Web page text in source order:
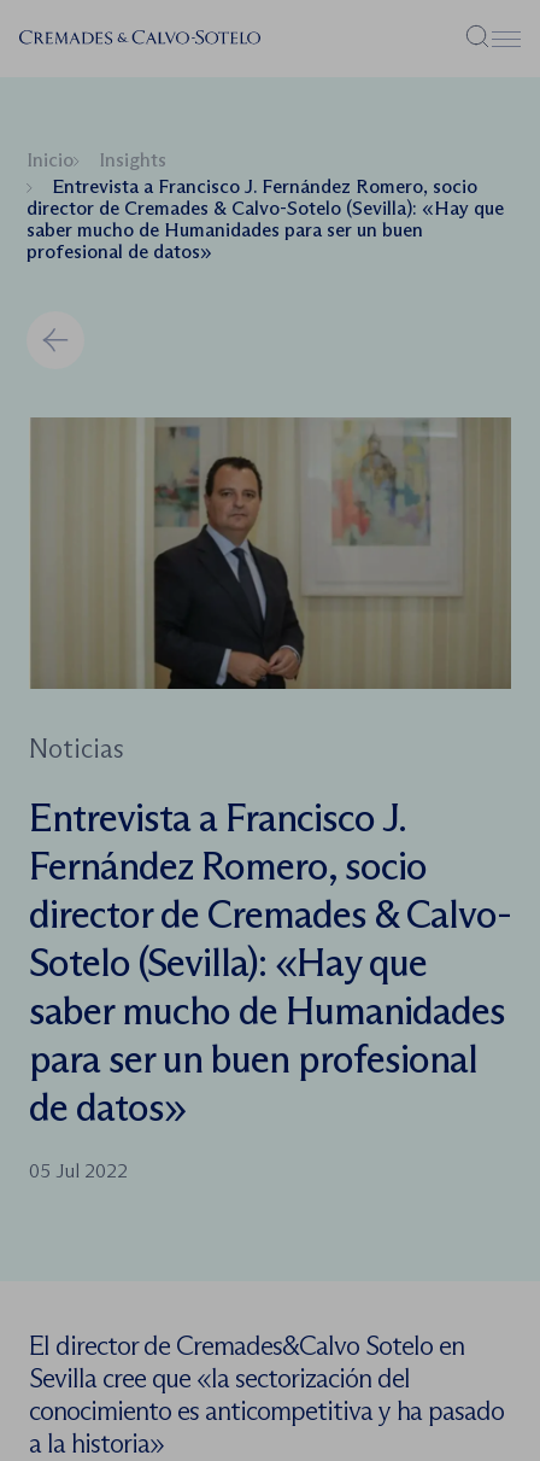
Menú
Inicio
Insights
Entrevista a Francisco J. Fernández Romero, socio
director de Cremades & Calvo-Sotelo (Sevilla): «Hay que
saber mucho de Humanidades para ser un buen
profesional de datos»
Noticias
Entrevista a Francisco J.
Fernández Romero, socio
director de Cremades & Calvo-
Sotelo (Sevilla): «Hay que
saber mucho de Humanidades
para ser un buen profesional
de datos»
05 Jul 2022
El director de Cremades&Calvo Sotelo en
Sevilla cree que «la sectorización del
conocimiento es anticompetitiva y ha pasado
a la historia»